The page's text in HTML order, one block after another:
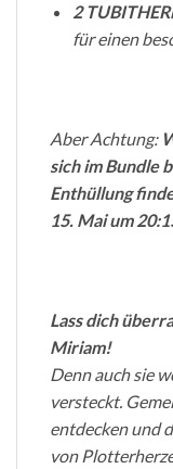
2
für einen
Aber Achtung:
sich im Bundle
Enthüllung
15. Mai um
Lass dich
Miriam!
Denn auch sie
versteckt.
entdecken und
von